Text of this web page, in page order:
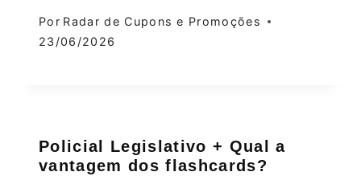
Por Radar de Cupons e Promoções
23/06/2026
Policial Legislativo + Qual a
vantagem dos flashcards?